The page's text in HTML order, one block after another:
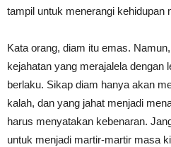
tampil untuk menerangi kehidupan
Kata orang, diam itu emas.
kejahatan yang merajalela dengan
berlaku. Sikap diam hanya akan
kalah, dan yang jahat menjadi
harus menyatakan kebenaran.
untuk menjadi martir-martir masa